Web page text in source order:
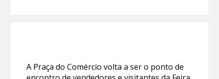
A Praça do Comércio volta a ser o ponto de